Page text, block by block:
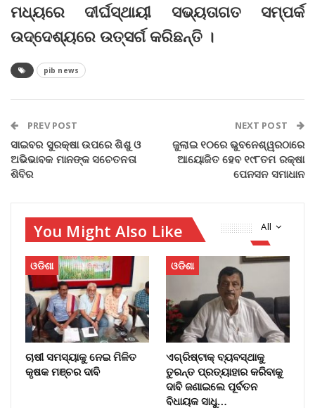
ମଧ୍ୟରେ ଦୀର୍ଘସ୍ଥାୟୀ ସଭ୍ୟତାଗତ ସମ୍ପର୍କ
ଉଦ୍ଦେଶ୍ୟରେ ଉତ୍ସର୍ଗ କରିଛନ୍ତି ।
pib news
PREV POST
ସାଇବର ସୁରକ୍ଷା ଉପରେ ଶିଶୁ ଓ
ଅଭିଭାବକ ମାନଙ୍କ ସଚେତନତା
ଶିବିର
NEXT POST
ଜୁଲାଇ ୧୦ରେ ଭୁବନେଶ୍ୱରଠାରେ
ଆୟୋଜିତ ହେବ ୧୯୮ତମ ରକ୍ଷା
ପେନସନ ସମାଧାନ
All
You Might Also Like
ଓଡିଶା
ଚାଷୀ ସମସ୍ୟାକୁ ନେଇ ମିଳିତ
କୃଷକ ମଞ୍ଚର ଦାବି
ଓଡିଶା
ଏଗ୍ରିଷ୍ଟାକ୍‌ ବ୍ୟବସ୍ଥାକୁ
ତୁରନ୍ତ ପ୍ରତ୍ୟାହାର କରିବାକୁ
ଦାବି ଜଣାଇଲେ ପୂର୍ବତନ
ବିଧାୟକ ସାଧୁ…